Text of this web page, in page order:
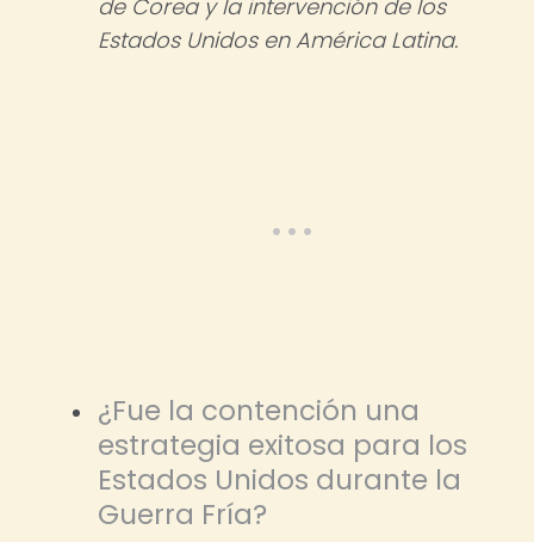
de Corea y la intervención de los
Estados Unidos en América Latina.
¿Fue la contención una
estrategia exitosa para los
Estados Unidos durante la
Guerra Fría?